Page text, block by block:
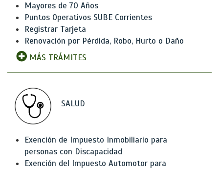
Mayores de 70 Años
Puntos Operativos SUBE Corrientes
Registrar Tarjeta
Renovación por Pérdida, Robo, Hurto o Daño
MÁS TRÁMITES
SALUD
Exención de Impuesto Inmobiliario para
personas con Discapacidad
Exención del Impuesto Automotor para